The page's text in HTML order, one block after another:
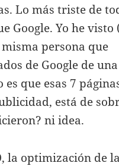
Lo más triste de
Google. Yo he visto
persona que
de Google de una
que esas 7
está de
ni idea.
la optimización de